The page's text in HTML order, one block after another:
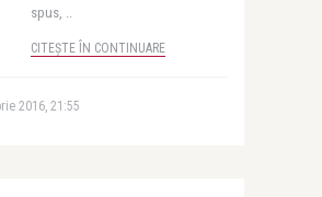
spus, ..
CITEȘTE ÎN CONTINUARE
2016, 21:55